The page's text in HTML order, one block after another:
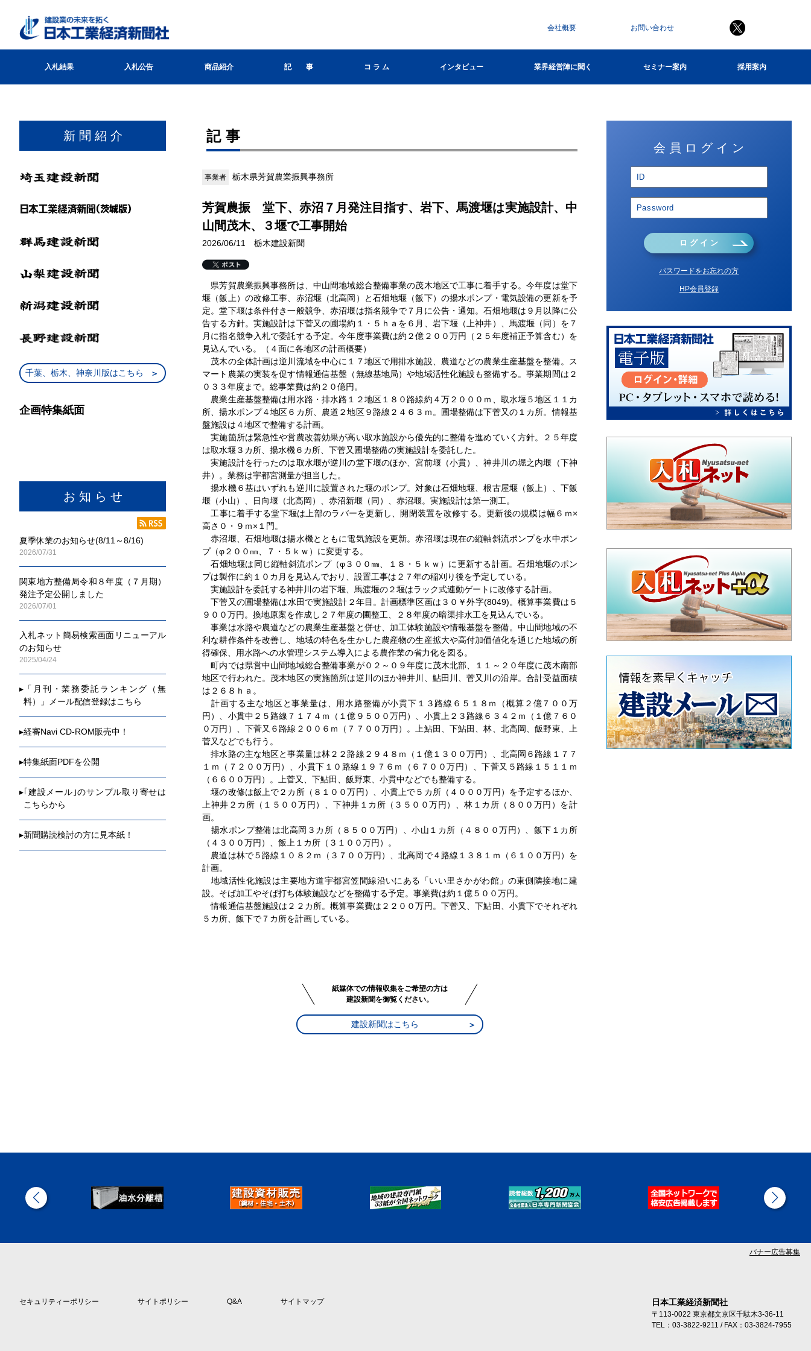
会社概要 お問い合わせ
入札結果 入札公告 商品紹介 記 事 コ ラ ム インタビュー 業界経営陣に聞く セミナー案内 採用案内
新 聞 紹 介
千葉、栃木、神奈川版はこちら
企画特集紙面
お 知 ら せ
夏季休業のお知らせ(8/11～8/16)
2026/07/31
関東地方整備局令和８年度（７月期）
発注予定公開しました
2026/07/01
入札ネット簡易検索画面リニューアル
のお知らせ
2025/04/24
▸ 「月刊・業務委託ランキング（無
料）」メール配信登録はこちら
▸経審Navi CD-ROM販売中！
▸特集紙面PDFを公開
▸ ｢建設メール｣のサンプル取り寄せは
こちらから
▸新聞購読検討の方に見本紙！
記事
事業者 栃木県芳賀農業振興事務所
芳賀農振 堂下、赤沼７月発注目指す、岩下、馬渡堰は実施設計、中
山間茂木、３堰で工事開始
2026/06/11 栃木建設新聞
県芳賀農業振興事務所は、中山間地域総合整備事業の茂木地区で工事に着手する。今年度は堂下
堰（飯上）の改修工事、赤沼堰（北高岡）と石畑地堰（飯下）の揚水ポンプ・電気設備の更新を予
定。堂下堰は条件付き一般競争、赤沼堰は指名競争で７月に公告・通知。石畑地堰は９月以降に公
告する方針。実施設計は下菅又の圃場約１・５ｈａを６月、岩下堰（上神井）、馬渡堰（同）を７
月に指名競争入札で委託する予定。今年度事業費は約２億２００万円（２５年度補正予算含む）を
見込んでいる。（４面に各地区の計画概要）
茂木の全体計画は逆川流域を中心に１７地区で用排水施設、農道などの農業生産基盤を整備。ス
マート農業の実装を促す情報通信基盤（無線基地局）や地域活性化施設も整備する。事業期間は２
０３３年度まで。総事業費は約２０億円。
農業生産基盤整備は用水路・排水路１２地区１８０路線約４万２０００ｍ、取水堰５地区１１カ
所、揚水ポンプ４地区６カ所、農道２地区９路線２４６３ｍ。圃場整備は下菅又の１カ所。情報基
盤施設は４地区で整備する計画。
実施箇所は緊急性や営農改善効果が高い取水施設から優先的に整備を進めていく方針。２５年度
は取水堰３カ所、揚水機６カ所、下菅又圃場整備の実施設計を委託した。
実施設計を行ったのは取水堰が逆川の堂下堰のほか、宮前堰（小貫）、神井川の堀之内堰（下神
井）。業務は宇都宮測量が担当した。
揚水機６基はいずれも逆川に設置された堰のポンプ。対象は石畑地堰、根古屋堰（飯上）、下飯
堰（小山）、日向堰（北高岡）、赤沼新堰（同）、赤沼堰。実施設計は第一測工。
工事に着手する堂下堰は上部のラバーを更新し、開閉装置を改修する。更新後の規模は幅６ｍ×
高さ０・９ｍ×１門。
赤沼堰、石畑地堰は揚水機とともに電気施設を更新。赤沼堰は現在の縦軸斜流ポンプを水中ポン
プ（φ２００㎜、７・５ｋｗ）に変更する。
石畑地堰は同じ縦軸斜流ポンプ（φ３００㎜、１８・５ｋｗ）に更新する計画。石畑地堰のポン
プは製作に約１０カ月を見込んでおり、設置工事は２７年の稲刈り後を予定している。
実施設計を委託する神井川の岩下堰、馬渡堰の２堰はラック式連動ゲートに改修する計画。
下菅又の圃場整備は水田で実施設計２年目。計画標準区画は３０￥外字(8049)。概算事業費は５
９００万円。換地原案を作成し２７年度の圃整工、２８年度の暗渠排水工を見込んでいる。
事業は水路や農道などの農業生産基盤と併せ、加工体験施設や情報基盤を整備。中山間地域の不
利な耕作条件を改善し、地域の特色を生かした農産物の生産拡大や高付加価値化を通じた地域の所
得確保、用水路への水管理システム導入による農作業の省力化を図る。
町内では県営中山間地域総合整備事業が０２～０９年度に茂木北部、１１～２０年度に茂木南部
地区で行われた。茂木地区の実施箇所は逆川のほか神井川、鮎田川、菅又川の沿岸。合計受益面積
は２６８ｈａ。
計画する主な地区と事業量は、用水路整備が小貫下１３路線６５１８ｍ（概算２億７００万
円）、小貫中２５路線７１７４ｍ（１億９５００万円）、小貫上２３路線６３４２ｍ（１億７６０
０万円）、下菅又６路線２００６ｍ（７７００万円）。上鮎田、下鮎田、林、北高岡、飯野東、上
菅又などでも行う。
排水路の主な地区と事業量は林２２路線２９４８ｍ（１億１３００万円）、北高岡６路線１７７
１ｍ（７２００万円）、小貫下１０路線１９７６ｍ（６７００万円）、下菅又５路線１５１１ｍ
（６６００万円）。上菅又、下鮎田、飯野東、小貫中などでも整備する。
堰の改修は飯上で２カ所（８１００万円）、小貫上で５カ所（４０００万円）を予定するほか、
上神井２カ所（１５００万円）、下神井１カ所（３５００万円）、林１カ所（８００万円）を計
画。
揚水ポンプ整備は北高岡３カ所（８５００万円）、小山１カ所（４８００万円）、飯下１カ所
（４３００万円）、飯上１カ所（３１００万円）。
農道は林で５路線１０８２ｍ（３７００万円）、北高岡で４路線１３８１ｍ（６１００万円）を
計画。
地域活性化施設は主要地方道宇都宮笠間線沿いにある「いい里さかがわ館」の東側隣接地に建
設。そば加工やそば打ち体験施設などを整備する予定。事業費は約１億５００万円。
情報通信基盤施設は２２カ所。概算事業費は２２００万円。下菅又、下鮎田、小貫下でそれぞれ
５カ所、飯下で７カ所を計画している。
紙媒体での情報収集をご希望の方は
建設新聞を御覧ください。
建設新聞はこちら
会 員 ロ グ イ ン
ロ グ イ ン
パスワードをお忘れの方
HP会員登録
バナー広告募集
セキュリティーポリシー サイトポリシー Q&A サイトマップ 日本工業経済新聞社
〒113-0022 東京都文京区千駄木3-36-11
TEL：03-3822-9211 / FAX：03-3824-7955